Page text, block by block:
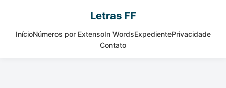
Letras FF
InícioNúmeros por ExtensoIn WordsExpedientePrivacidade
Contato